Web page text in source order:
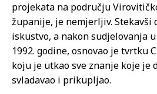
projekata na području
županije, je nemjerljiv. Stekavši
iskustvo, a nakon sudjelovanja
1992. godine, osnovao je tvrtku
koju je utkao sve znanje koje je
svladavao i prikupljao.